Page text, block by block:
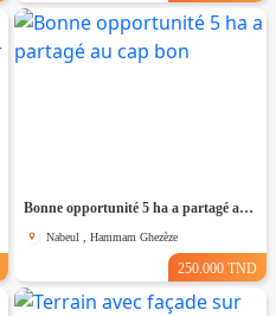
Bonne opportunité 5 ha a partagé au cap bon
Nabeul , Hammam Ghezèze
250.000 TND